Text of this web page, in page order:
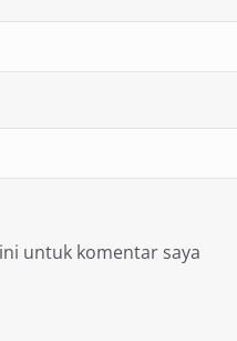
untuk komentar saya